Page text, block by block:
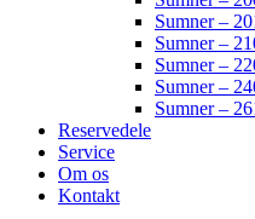
Sumner –
Sumner –
Sumner –
Sumner –
Sumner –
Reservedele
Service
Om os
Kontakt